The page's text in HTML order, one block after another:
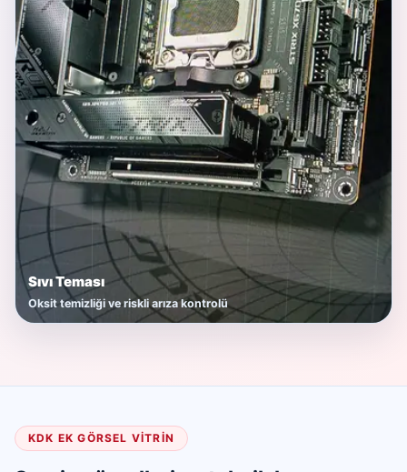
Sıvı Teması
Oksit temizliği ve riskli arıza kontrolü
KDK EK GÖRSEL VITRIN